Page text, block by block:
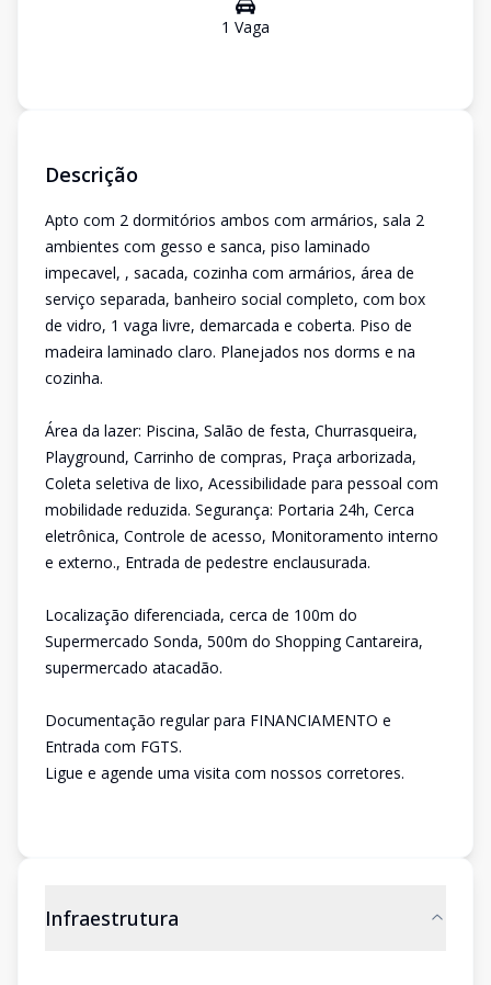
1 Vaga
Descrição
Apto com 2 dormitórios ambos com armários, sala 2
ambientes com gesso e sanca, piso laminado
impecavel, , sacada, cozinha com armários, área de
serviço separada, banheiro social completo, com box
de vidro, 1 vaga livre, demarcada e coberta. Piso de
madeira laminado claro. Planejados nos dorms e na
cozinha.
Área da lazer: Piscina, Salão de festa, Churrasqueira,
Playground, Carrinho de compras, Praça arborizada,
Coleta seletiva de lixo, Acessibilidade para pessoal com
mobilidade reduzida. Segurança: Portaria 24h, Cerca
eletrônica, Controle de acesso, Monitoramento interno
e externo., Entrada de pedestre enclausurada.
Localização diferenciada, cerca de 100m do
Supermercado Sonda, 500m do Shopping Cantareira,
supermercado atacadão.
Documentação regular para FINANCIAMENTO e
Entrada com FGTS.
Ligue e agende uma visita com nossos corretores.
Infraestrutura